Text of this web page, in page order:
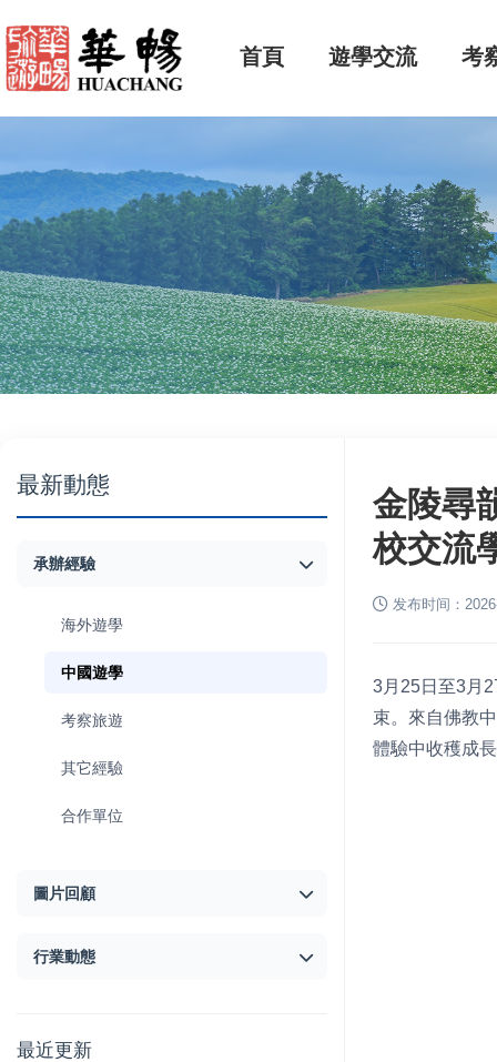
首頁 遊學交流 考
最新動態
承辦經驗
海外遊學
中國遊學
考察旅遊
其它經驗
合作單位
圖片回顧
行業動態
最近更新
金陵尋
校交流
发布时间：
3月25日至3月
束。來自佛教
體驗中收穫成